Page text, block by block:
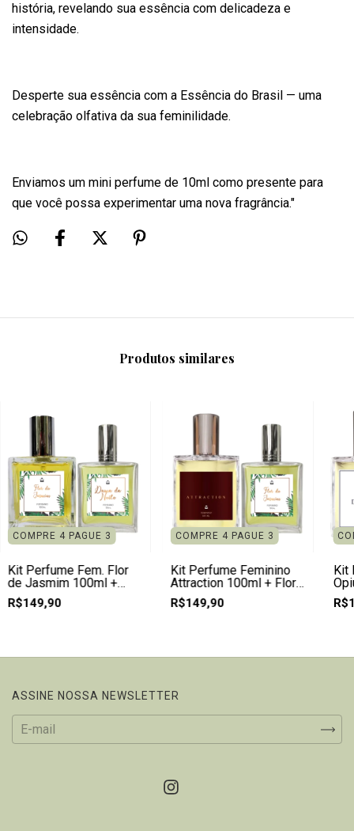
história, revelando sua essência com delicadeza e
intensidade.
Desperte sua essência com a Essência do Brasil — uma
celebração olfativa da sua feminilidade.
Enviamos um mini perfume de 10ml como presente para
que você possa experimentar uma nova fragrância."
Produtos similares
COMPRE 4 PAGUE 3
Kit Perfume Fem. Flor
de Jasmim 100ml +
Dama da Noite 50ml
R$149,90
COMPRE 4 PAGUE 3
Kit Perfume Feminino
Attraction 100ml + Flor
de Jasmim 50ml
R$149,90
Kit
+
ASSINE NOSSA NEWSLETTER